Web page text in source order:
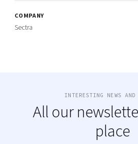
COMPANY
Sectra
INTERESTING NEWS AND
All our
place